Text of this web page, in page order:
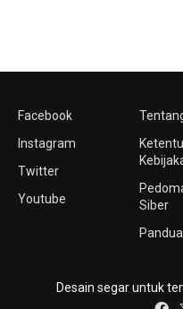
Facebook
Instagram
Twitter
Youtube
Siber
Desain segar untuk